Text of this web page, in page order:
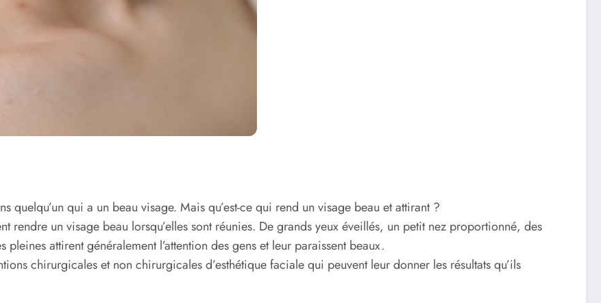
quelqu’un qui a un beau visage. Mais qu’est-ce qui rend un visage beau et attirant ?
rendre un visage beau lorsqu’elles sont réunies. De grands yeux éveillés, un petit nez proportionné, des
attirent généralement l’attention des gens et leur paraissent beaux.
chirurgicales et non chirurgicales d’esthétique faciale qui peuvent leur donner les résultats qu’ils